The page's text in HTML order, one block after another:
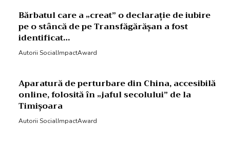
Bărbatul care a „creat” o declarație de iubire
pe o stâncă de pe Transfăgărășan a fost
identificat…
Autorii SocialImpactAward
Aparatură de perturbare din China, accesibilă
online, folosită în „jaful secolului” de la
Timișoara
Autorii SocialImpactAward